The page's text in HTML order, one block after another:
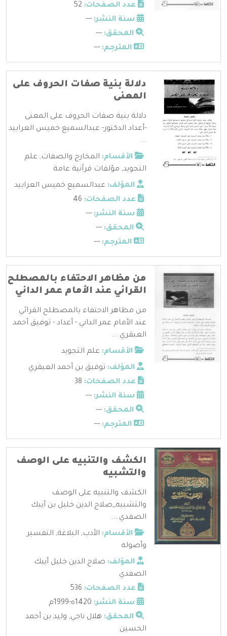
عدد الصفحات:
سنة النشر: ---
المحقق: ---
المترجم: ---
دلالة بنية صفات الحروف على
المعنى
دلالة بنية صفات الحروف على المعنى
-أعداد الدكتور- عبدالسميع خميس العرابيد
...
الأقسام: المخارج والصفات, علم
التجويد, مؤلفات قرآنية عامة
المؤلف: عبدالسميع خميس العرابيد
عدد الصفحات:
سنة النشر: ---
المحقق: ---
المترجم: ---
من مظاهر الاحتفاء بالمصطلح
القرائي عند الأمام عمر الداني
من مظاهر الاحتفاء بالمصطلح القرائي
عند الأمام عمر الداني - أعداد - توفيق أحمد
العبقري ...
الأقسام: علم التجويد
المؤلف: توفيق بن أحمد العبقري
عدد الصفحات:
سنة النشر: ---
المحقق: ---
المترجم: ---
الكشف والتنبيه على الوصف
والتشبيه
الكشف والتنبيه على الوصف
والتشبيه_صلاح الدين خليل بن أيبك
الصفدي ...
الأقسام: الأدب, البلاغة, التفسير
وأصوله
المؤلف: صلاح الدين خليل أيبك
الصفدي
عدد الصفحات:
سنة النشر:
المحقق: هلال ناجي, وليد بن أحمد
الحسين